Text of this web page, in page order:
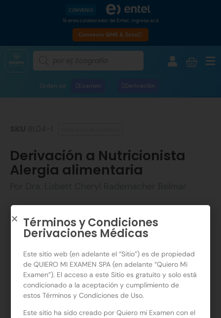
CONVENIO
Si eres colaborador de Entel, ingresa acá
Convenio QME & Entel
Orden de Examen Derivación
Derivación a Nutricionista
Alergia alimentaria
Compartir
Términos y Condiciones
Derivaciones Médicas
Este sitio web (en adelante el “Sitio”) es de propiedad
de QUIERO MI EXAMEN SPA (en adelante “Quiero Mi
Examen”). El acceso a este Sitio es gratuito y solo está
condicionado a la aceptación y cumplimiento de
estos Términos y Condiciones de Uso.
Este sitio ha sido creado por Quiero mi Examen con el